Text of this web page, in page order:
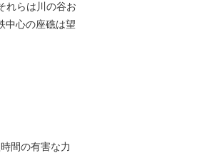
れらは川の谷お
中心の座礁は望
間の有害な力